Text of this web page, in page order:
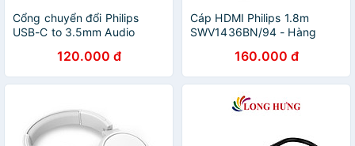
Cổng chuyển đổi Philips
USB-C to 3.5mm Audio
chính hãng120.000 đ
Cáp HDMI Philips 1.8m
SWV1436BN/94 - Hàng
160.000 đ